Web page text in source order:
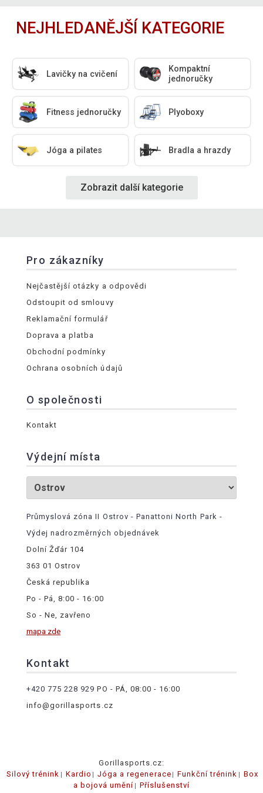
NEJHLEDANĚJŠÍ KATEGORIE
Lavičky na cvičení
Kompaktní
jednoručky
Fitness jednoručky Plyoboxy
Jóga a pilates Bradla a hrazdy
Zobrazit další kategorie
Pro zákazníky
Nejčastější otázky a odpovědi
Odstoupit od smlouvy
Reklamační formulář
Doprava a platba
Obchodní podmínky
Ochrana osobních údajů
O společnosti
Kontakt
Výdejní místa
Průmyslová zóna II Ostrov - Panattoni North Park -
Výdej nadrozměrných objednávek
Dolní Žďár 104
363 01 Ostrov
Česká republika
Po - Pá, 8:00 - 16:00
So - Ne, zavřeno
mapa zde
Kontakt
+420 775 228 929 PO - PÁ, 08:00 - 16:00
info@gorillasports.cz
Gorillasports.cz:
Silový trénink
Kardio Jóga a regenerace Funkční trénink
Box
a bojová umění
Příslušenství